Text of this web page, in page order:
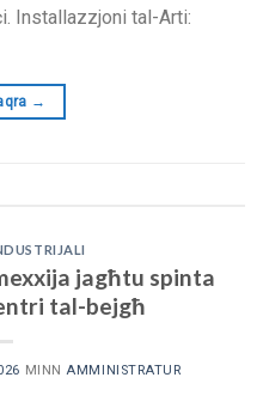
Installazzjoni tal-Arti:
→
jagħtu spinta
tal-bejgħ
MINNAMMINISTRATUR